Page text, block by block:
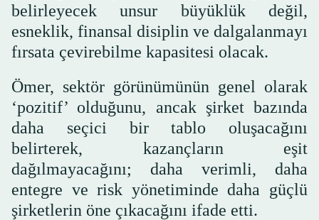
belirleyecek unsur büyüklük değil,
esneklik, finansal disiplin ve dalgalanmayı
fırsata çevirebilme kapasitesi olacak.
Ömer, sektör görünümünün genel olarak
‘pozitif’ olduğunu, ancak şirket bazında
daha seçici bir tablo oluşacağını
belirterek, kazançların eşit
dağılmayacağını; daha verimli, daha
entegre ve risk yönetiminde daha güçlü
şirketlerin öne çıkacağını ifade etti.